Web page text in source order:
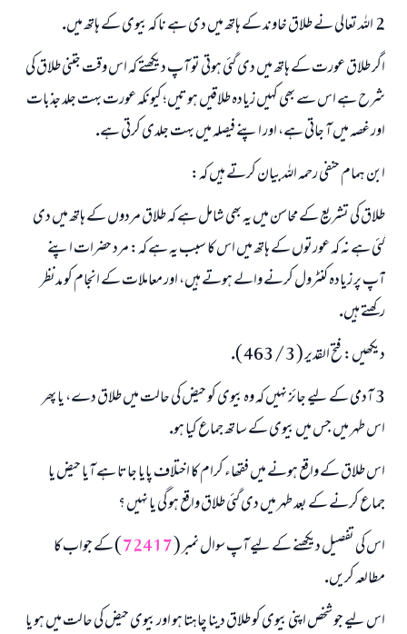
2 ـ اللہ تعالى نے طلاق خاوند كے ہاتھ ميں دى ہے نا كہ بيوى كے ہاتھ ميں.
اگر طلاق عورت كے ہاتھ ميں دى گئى ہوتى تو آپ ديكھتے كہ اس وقت جتنى طلاق كى
شرح ہے اس سے بھى كہيں زيادہ طلاقيں ہوتيں؛ كيونكہ عورت بہت جلد جذبات
اور غصہ ميں آ جاتى ہے، اور اپنے فيصلہ ميں بہت جلدى كرتى ہے.
ابن ہمام حنفى رحمہ اللہ بيان كرتے ہيں كہ:
طلاق كى تشريع كے محاسن ميں يہ بھى شامل ہے كہ طلاق مردوں كے ہاتھ ميں دى
گئى ہے نہ كہ عورتوں كے ہاتھ ميں اس كا سبب يہ ہے كہ: مرد حضرات اپنے
آپ پر زيادہ كنٹرول كرنے والے ہوتے ہيں، اور معاملات كے انجام كو مدنظر
ركھتے ہيں.
ديكھيں: فتح القدير ( 3 / 463 ).
3 ـ آدمى كے ليے جائز نہيں كہ وہ بيوى كو حيض كى حالت ميں طلاق دے، يا پھر
اس طہر ميں جس ميں بيوى كے ساتھ جماع كيا ہو.
اس طلاق كے واقع ہونے ميں فقھاء كرام كا اختلاف پايا جاتا ہے آيا حيض يا
جماع كرنے كے بعد طہر ميں دى گئى طلاق واقع ہو گى يا نہيں ؟
اس كى تفصيل ديكھنے كے ليے آپ سوال نمبر (72417) كے جواب كا
مطالعہ كريں.
اس ليے جو شخص اپنى بيوى كو طلاق دينا چاہتا ہو اور بيوى حيض كى حالت ميں ہو يا